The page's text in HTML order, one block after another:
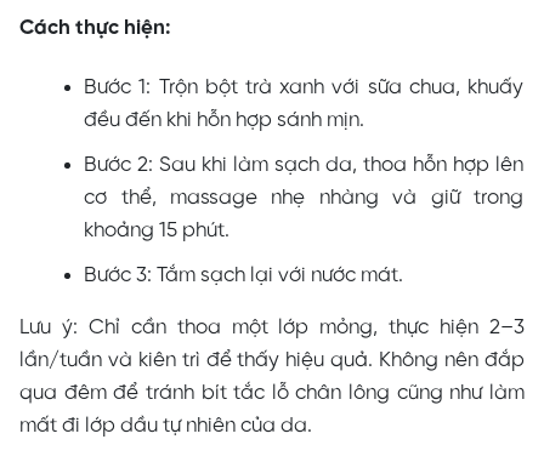
Cách thực hiện:
Bước 1: Trộn bột trà xanh với sữa chua, khuấy
đều đến khi hỗn hợp sánh mịn.
Bước 2: Sau khi làm sạch da, thoa hỗn hợp lên
cơ thể, massage nhẹ nhàng và giữ trong
khoảng 15 phút.
Bước 3: Tắm sạch lại với nước mát.
Lưu ý: Chỉ cần thoa một lớp mỏng, thực hiện 2–3
lần/tuần và kiên trì để thấy hiệu quả. Không nên đắp
qua đêm để tránh bít tắc lỗ chân lông cũng như làm
mất đi lớp dầu tự nhiên của da.